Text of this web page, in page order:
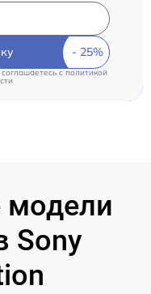
c политикой
модели
Sony